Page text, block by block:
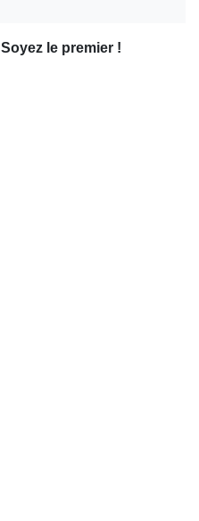
Soyez le premier !